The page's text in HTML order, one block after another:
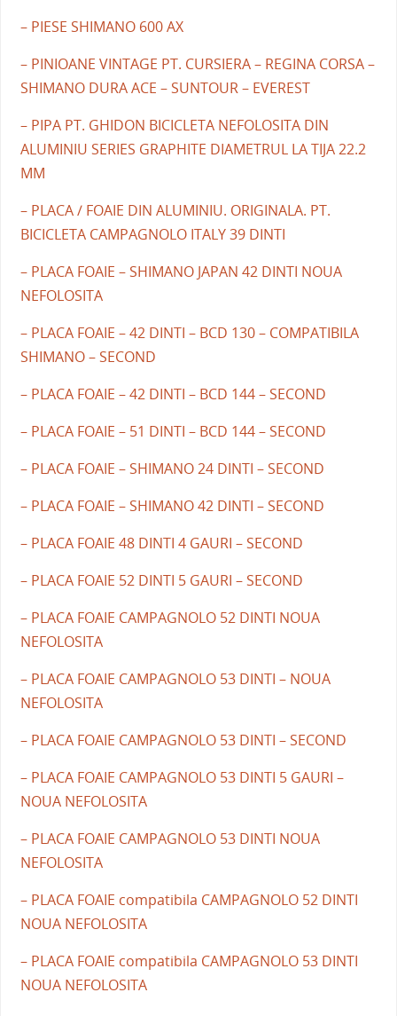
– PIESE SHIMANO 600 AX
– PINIOANE VINTAGE PT. CURSIERA – REGINA CORSA –
SHIMANO DURA ACE – SUNTOUR – EVEREST
– PIPA PT. GHIDON BICICLETA NEFOLOSITA DIN
ALUMINIU SERIES GRAPHITE DIAMETRUL LA TIJA 22.2
MM
– PLACA / FOAIE DIN ALUMINIU. ORIGINALA. PT.
BICICLETA CAMPAGNOLO ITALY 39 DINTI
– PLACA FOAIE – SHIMANO JAPAN 42 DINTI NOUA
NEFOLOSITA
– PLACA FOAIE – 42 DINTI – BCD 130 – COMPATIBILA
SHIMANO – SECOND
– PLACA FOAIE – 42 DINTI – BCD 144 – SECOND
– PLACA FOAIE – 51 DINTI – BCD 144 – SECOND
– PLACA FOAIE – SHIMANO 24 DINTI – SECOND
– PLACA FOAIE – SHIMANO 42 DINTI – SECOND
– PLACA FOAIE 48 DINTI 4 GAURI – SECOND
– PLACA FOAIE 52 DINTI 5 GAURI – SECOND
– PLACA FOAIE CAMPAGNOLO 52 DINTI NOUA
NEFOLOSITA
– PLACA FOAIE CAMPAGNOLO 53 DINTI – NOUA
NEFOLOSITA
– PLACA FOAIE CAMPAGNOLO 53 DINTI – SECOND
– PLACA FOAIE CAMPAGNOLO 53 DINTI 5 GAURI –
NOUA NEFOLOSITA
– PLACA FOAIE CAMPAGNOLO 53 DINTI NOUA
NEFOLOSITA
– PLACA FOAIE compatibila CAMPAGNOLO 52 DINTI
NOUA NEFOLOSITA
– PLACA FOAIE compatibila CAMPAGNOLO 53 DINTI
NOUA NEFOLOSITA